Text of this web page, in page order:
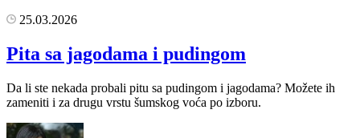
25.03.2026
Pita sa jagodama i pudingom
Da li ste nekada probali pitu sa pudingom i jagodama? Možete ih
zameniti i za drugu vrstu šumskog voća po izboru.